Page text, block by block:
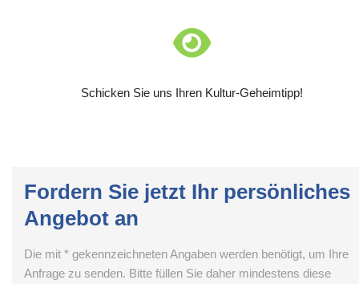
Schicken Sie uns Ihren Kultur-Geheimtipp!
Fordern Sie jetzt Ihr persönliches
Angebot an
Die mit * gekennzeichneten Angaben werden benötigt, um Ihre
Anfrage zu senden. Bitte füllen Sie daher mindestens diese